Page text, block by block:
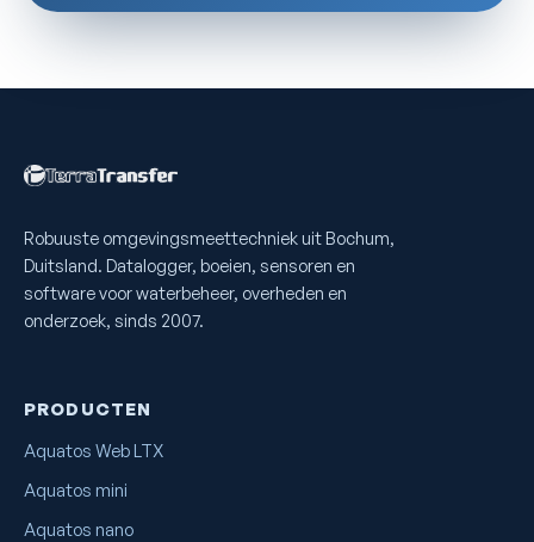
Robuuste omgevingsmeettechniek uit Bochum,
Duitsland. Datalogger, boeien, sensoren en
software voor waterbeheer, overheden en
onderzoek, sinds 2007.
PRODUCTEN
Aquatos Web LTX
Aquatos mini
Aquatos nano